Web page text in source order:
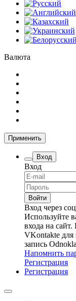
Валюта
Применить
Вход
Вход
Вход через
Используйте
входа на сайт.
VKontakte для
запись
Напомнить
Регистрация
Регистрация